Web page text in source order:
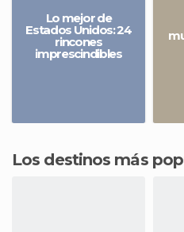
Lo mejor de
Estados Unidos: 24
rincones
imprescindibles
Los destinos más